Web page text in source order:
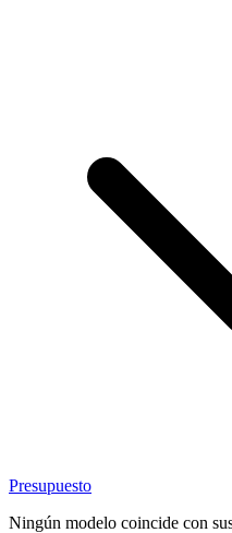
Presupuesto
Ningún modelo coincide con